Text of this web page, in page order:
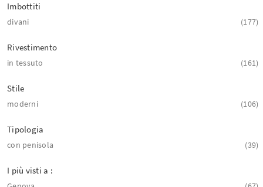
Imbottiti
divani 177
Rivestimento
in tessuto 161
Stile
moderni 106
Tipologia
con penisola 39
I più visti a :